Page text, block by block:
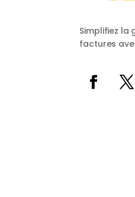
Simplifiez la
factures